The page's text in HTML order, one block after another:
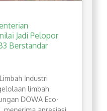
Jadi Pelopor
Berstandar
Industri
limbah
DOWA Eco-